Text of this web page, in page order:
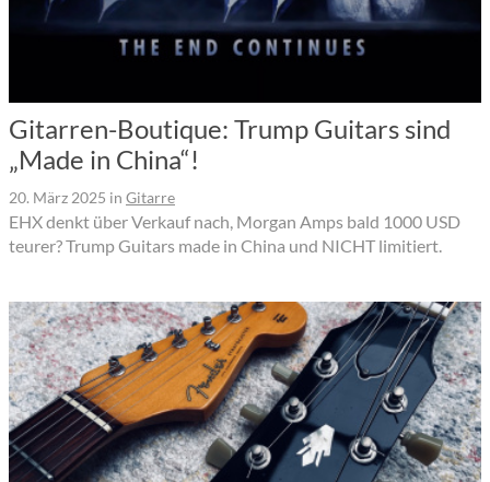
Gitarren-Boutique: Trump Guitars sind
„Made in China“!
20. März 2025 in Gitarre
EHX denkt über Verkauf nach, Morgan Amps bald 1000 USD
teurer? Trump Guitars made in China und NICHT limitiert.